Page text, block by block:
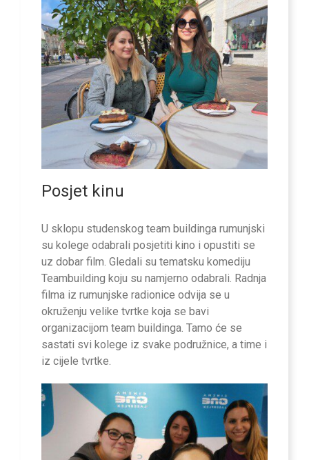
Posjet kinu
U sklopu studenskog team buildinga rumunjski
su kolege odabrali posjetiti kino i opustiti se
uz dobar film. Gledali su tematsku komediju
Teambuilding koju su namjerno odabrali. Radnja
filma iz rumunjske radionice odvija se u
okruženju velike tvrtke koja se bavi
organizacijom team buildinga. Tamo će se
sastati svi kolege iz svake podružnice, a time i
iz cijele tvrtke.